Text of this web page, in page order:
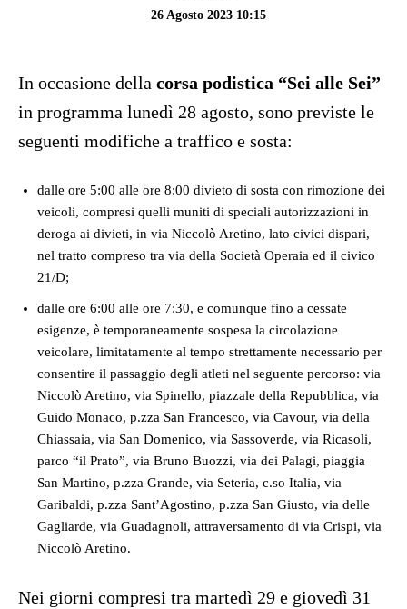
26 Agosto 2023 10:15
In occasione della corsa podistica “Sei alle Sei”
in programma lunedì 28 agosto, sono previste le
seguenti modifiche a traffico e sosta:
dalle ore 5:00 alle ore 8:00 divieto di sosta con rimozione dei
veicoli, compresi quelli muniti di speciali autorizzazioni in
deroga ai divieti, in via Niccolò Aretino, lato civici dispari,
nel tratto compreso tra via della Società Operaia ed il civico
21/D;
dalle ore 6:00 alle ore 7:30, e comunque fino a cessate
esigenze, è temporaneamente sospesa la circolazione
veicolare, limitatamente al tempo strettamente necessario per
consentire il passaggio degli atleti nel seguente percorso: via
Niccolò Aretino, via Spinello, piazzale della Repubblica, via
Guido Monaco, p.zza San Francesco, via Cavour, via della
Chiassaia, via San Domenico, via Sassoverde, via Ricasoli,
parco “il Prato”, via Bruno Buozzi, via dei Palagi, piaggia
San Martino, p.zza Grande, via Seteria, c.so Italia, via
Garibaldi, p.zza Sant’Agostino, p.zza San Giusto, via delle
Gagliarde, via Guadagnoli, attraversamento di via Crispi, via
Niccolò Aretino.
Nei giorni compresi tra martedì 29 e giovedì 31